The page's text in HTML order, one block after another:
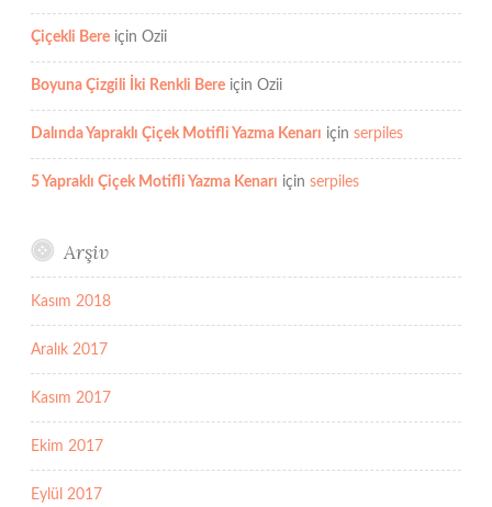
Çiçekli Bere için Ozii
Boyuna Çizgili İki Renkli Bere için Ozii
Dalında Yapraklı Çiçek Motifli Yazma Kenarı için serpiles
5 Yapraklı Çiçek Motifli Yazma Kenarı için serpiles
Arşiv
Kasım 2018
Aralık 2017
Kasım 2017
Ekim 2017
Eylül 2017